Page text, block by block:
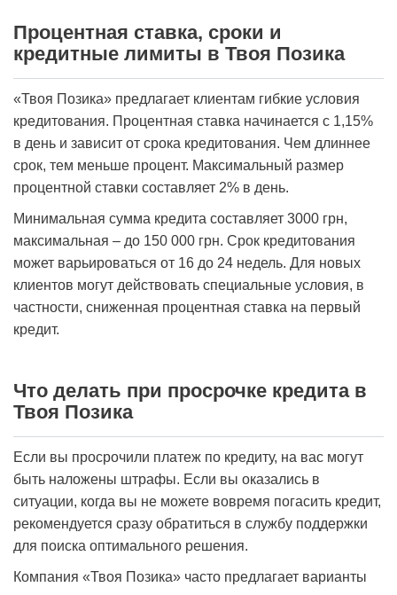
Процентная ставка, сроки и
кредитные лимиты в Твоя Позика
«Твоя Позика» предлагает клиентам гибкие условия
кредитования. Процентная ставка начинается с 1,15%
в день и зависит от срока кредитования. Чем длиннее
срок, тем меньше процент. Максимальный размер
процентной ставки составляет 2% в день.
Минимальная сумма кредита составляет 3000 грн,
максимальная – до 150 000 грн. Срок кредитования
может варьироваться от 16 до 24 недель. Для новых
клиентов могут действовать специальные условия, в
частности, сниженная процентная ставка на первый
кредит.
Что делать при просрочке кредита в
Твоя Позика
Если вы просрочили платеж по кредиту, на вас могут
быть наложены штрафы. Если вы оказались в
ситуации, когда вы не можете вовремя погасить кредит,
рекомендуется сразу обратиться в службу поддержки
для поиска оптимального решения.
Компания «Твоя Позика» часто предлагает варианты